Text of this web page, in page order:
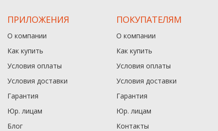
В корзину В корзину
ПРИЛОЖЕНИЯ
О компании
Как купить
Условия оплаты
Условия доставки
Гарантия
Юр. лицам​
Блог
ПОКУПАТЕЛЯМ
О компании
Как купить
Условия оплаты
Условия доставки
Гарантия
Юр. лицам​
Контакты